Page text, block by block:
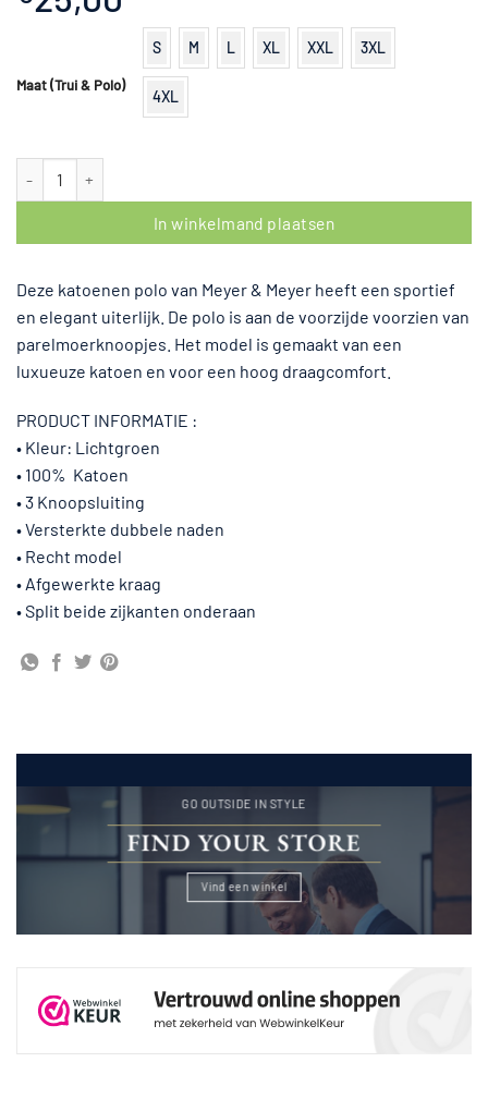
prijs
€25,00.
Maat (Trui & Polo)
S M L XL XXL 3XL
4XL
In winkelmand plaatsen
Deze katoenen polo van Meyer & Meyer heeft een sportief
en elegant uiterlijk. De polo is aan de voorzijde voorzien van
parelmoerknoopjes. Het model is gemaakt van een
luxueuze katoen en voor een hoog draagcomfort.
PRODUCT INFORMATIE :
• Kleur: Lichtgroen
• 100% Katoen
• 3 Knoopsluiting
• Versterkte dubbele naden
• Recht model
• Afgewerkte kraag
• Split beide zijkanten onderaan
GO OUTSIDE IN STYLE
FIND YOUR STORE
Vind een winkel